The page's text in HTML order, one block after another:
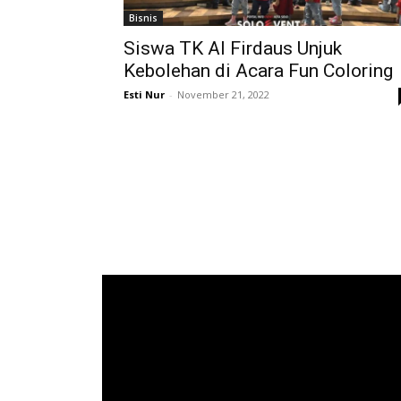
Bisnis
Siswa TK Al Firdaus Unjuk
Kebolehan di Acara Fun Coloring
Esti Nur - November 21, 2022